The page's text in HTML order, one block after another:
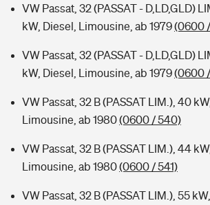
VW Passat, 32 (PASSAT - D,LD,GLD)
kW, Diesel, Limousine, ab 1979(0600
VW Passat, 32 (PASSAT - D,LD,GLD)
kW, Diesel, Limousine, ab 1979(0600
VW Passat, 32 B (PASSAT LIM.), 40
Limousine, ab 1980(0600 / 540)
VW Passat, 32 B (PASSAT LIM.), 44
Limousine, ab 1980(0600 / 541)
VW Passat, 32 B (PASSAT LIM.), 55